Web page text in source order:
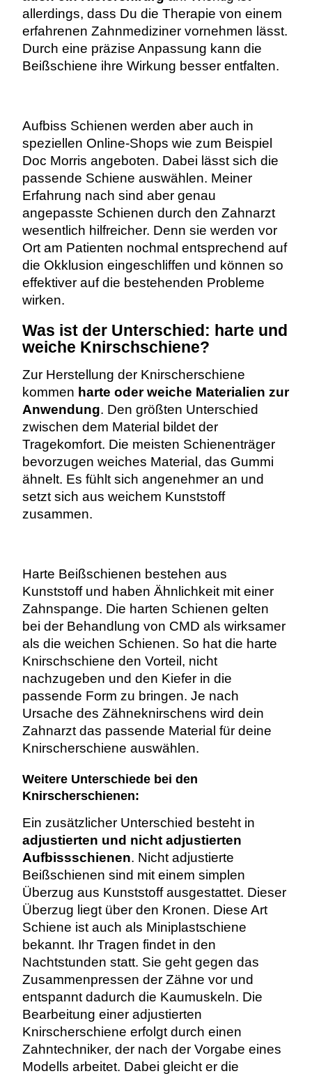
allerdings, dass Du die Therapie von einem
erfahrenen Zahnmediziner vornehmen lässt.
Durch eine präzise Anpassung kann die
Beißschiene ihre Wirkung besser entfalten.
Aufbiss Schienen werden aber auch in
speziellen Online-Shops wie zum Beispiel
Doc Morris angeboten. Dabei lässt sich die
passende Schiene auswählen. Meiner
Erfahrung nach sind aber genau
angepasste Schienen durch den Zahnarzt
wesentlich hilfreicher. Denn sie werden vor
Ort am Patienten nochmal entsprechend auf
die Okklusion eingeschliffen und können so
effektiver auf die bestehenden Probleme
wirken.
Was ist der Unterschied: harte und
weiche Knirschschiene?
Zur Herstellung der Knirscherschiene
kommen harte oder weiche Materialien zur
Anwendung. Den größten Unterschied
zwischen dem Material bildet der
Tragekomfort. Die meisten Schienenträger
bevorzugen weiches Material, das Gummi
ähnelt. Es fühlt sich angenehmer an und
setzt sich aus weichem Kunststoff
zusammen.
Harte Beißschienen bestehen aus
Kunststoff und haben Ähnlichkeit mit einer
Zahnspange. Die harten Schienen gelten
bei der Behandlung von CMD als wirksamer
als die weichen Schienen. So hat die harte
Knirschschiene den Vorteil, nicht
nachzugeben und den Kiefer in die
passende Form zu bringen. Je nach
Ursache des Zähneknirschens wird dein
Zahnarzt das passende Material für deine
Knirscherschiene auswählen.
Weitere Unterschiede bei den
Knirscherschienen:
Ein zusätzlicher Unterschied besteht in
adjustierten und nicht adjustierten
Aufbissschienen. Nicht adjustierte
Beißschienen sind mit einem simplen
Überzug aus Kunststoff ausgestattet. Dieser
Überzug liegt über den Kronen. Diese Art
Schiene ist auch als Miniplastschiene
bekannt. Ihr Tragen findet in den
Nachtstunden statt. Sie geht gegen das
Zusammenpressen der Zähne vor und
entspannt dadurch die Kaumuskeln. Die
Bearbeitung einer adjustierten
Knirscherschiene erfolgt durch einen
Zahntechniker, der nach der Vorgabe eines
Modells arbeitet. Dabei gleicht er die